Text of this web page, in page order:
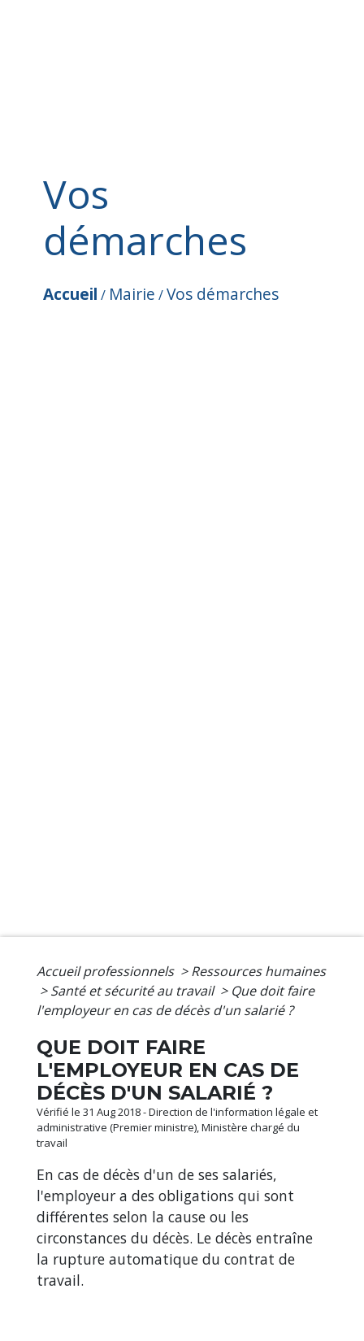
Vos
démarches
Accueil / Mairie /Vos démarches
Accueil professionnels > Ressources humaines
> Santé et sécurité au travail > Que doit faire
l'employeur en cas de décès d'un salarié ?
QUE DOIT FAIRE
L'EMPLOYEUR EN CAS DE
DÉCÈS D'UN SALARIÉ ?
Vérifié le 31 Aug 2018 - Direction de l'information légale et
administrative (Premier ministre), Ministère chargé du
travail
En cas de décès d'un de ses salariés,
l'employeur a des obligations qui sont
différentes selon la cause ou les
circonstances du décès. Le décès entraîne
la rupture automatique du contrat de
travail.